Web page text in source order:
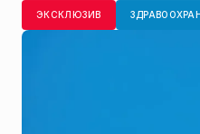
ЭКСКЛЮЗИВ